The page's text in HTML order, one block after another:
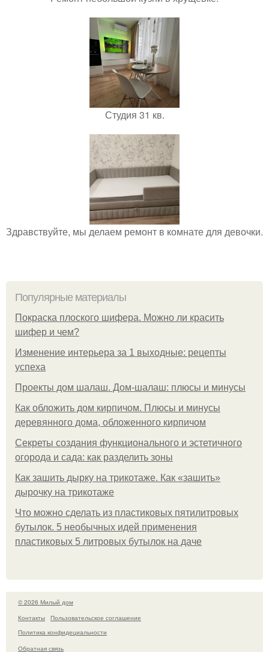
Студия 31 кв.
Здравствуйте, мы делаем ремонт в комнате для девочки.
Популярные материалы
Покраска плоского шифера. Можно ли красить
шифер и чем?
Изменение интерьера за 1 выходные: рецепты
успеха
Проекты дом шалаш. Дом-шалаш: плюсы и минусы
Как обложить дом кирпичом. Плюсы и минусы
деревянного дома, обложенного кирпичом
Секреты создания функционального и эстетичного
огорода и сада: как разделить зоны
Как зашить дырку на трикотаже. Как «зашить»
дырочку на трикотаже
Что можно сделать из пластиковых пятилитровых
бутылок. 5 необычных идей применения
пластиковых 5 литровых бутылок на даче
© 2026 Милый дом
Контакты
Пользовательское соглашение
Политика конфидециальности
Обратная связь